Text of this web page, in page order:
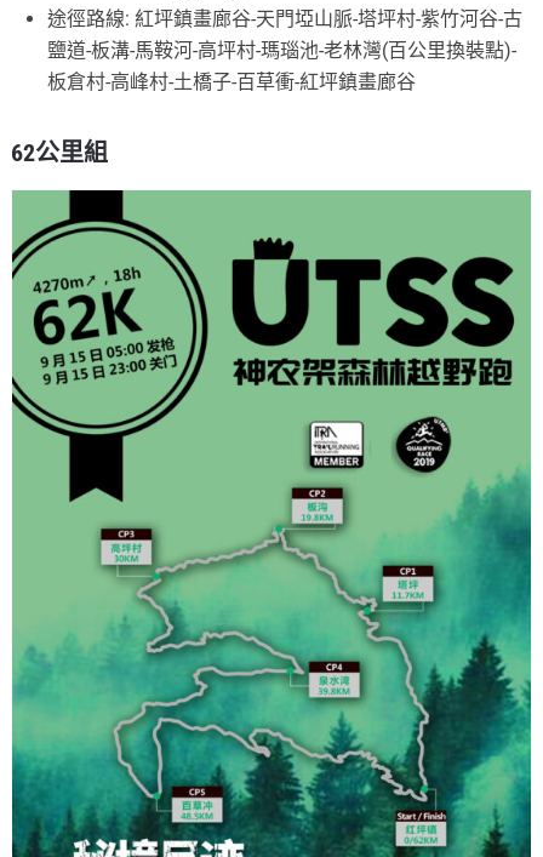
途徑路線: 紅坪鎮畫廊谷-天門埡山脈-塔坪村-紫竹河谷-古
鹽道-板溝-馬鞍河-高坪村-瑪瑙池-老林灣(百公里換裝點)-
板倉村-高峰村-土橋子-百草衝-紅坪鎮畫廊谷
62公里組